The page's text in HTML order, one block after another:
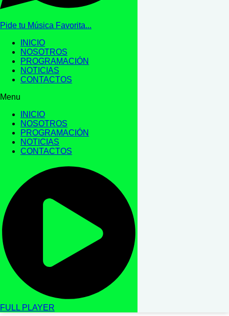
Pide tu Música Favorita...
INICIO
NOSOTROS
PROGRAMACIÓN
NOTICIAS
CONTACTOS
Menu
INICIO
NOSOTROS
PROGRAMACIÓN
NOTICIAS
CONTACTOS
FULL PLAYER